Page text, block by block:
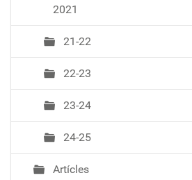
2021
21-22
22-23
23-24
24-25
Artícles